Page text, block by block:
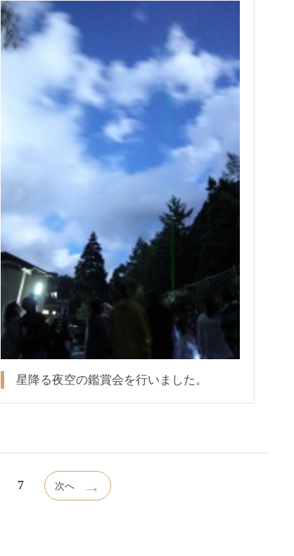
星降る夜空の鑑賞会を行いました。
7 次へ →